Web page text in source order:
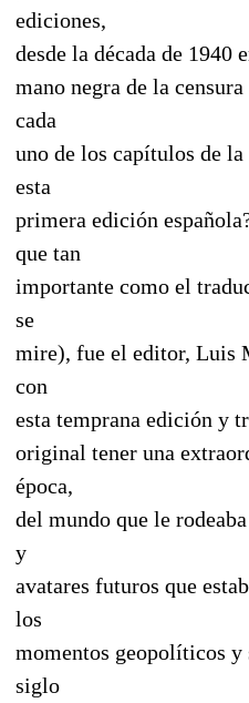
ediciones,
desde la década de 1940
mano negra de la
cada
uno de los capítulos de la
esta
primera edición
que tan
importante como el
se
mire), fue el editor, Luis
con
esta temprana edición y
original tener una
época,
del mundo que le
y
avatares futuros que
los
momentos geopolíticos y
siglo